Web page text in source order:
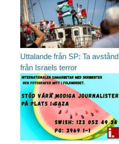
Uttalande från SP: Ta avstånd
från Israels terror